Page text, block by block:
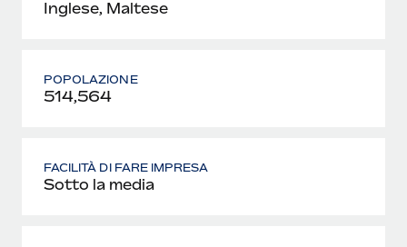
Inglese, Maltese
POPOLAZIONE
514,564
FACILITÀ DI FARE IMPRESA
Sotto la media